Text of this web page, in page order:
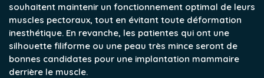
souhaitent maintenir un fonctionnement optimal de leurs
muscles pectoraux, tout en évitant toute déformation
inesthétique. En revanche, les patientes qui ont une
silhouette filiforme ou une peau très mince seront de
bonnes candidates pour une implantation mammaire
derrière le muscle.